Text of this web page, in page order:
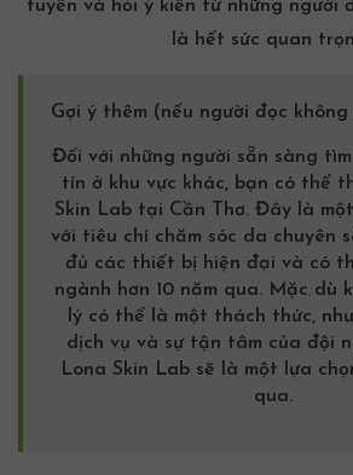
tuyến và hỏi ý kiến từ những người
là hết sức quan
Gợi ý thêm (nếu người đọc
Đối với những người sẵn sàng
tín ở khu vực khác, bạn có thể
Skin Lab tại Cần Thơ. Đây là
với tiêu chí chăm sóc da chuyên
đủ các thiết bị hiện đại và có
ngành hơn 10 năm qua. Mặc dù
lý có thể là một thách thức,
dịch vụ và sự tận tâm của đội
Lona Skin Lab sẽ là một lựa
qua.